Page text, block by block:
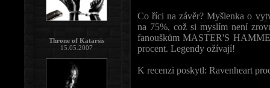
Co říci na závěr? Myšlenka o
na 75%, což si myslím není
fanouškům MASTER'S
procent. Legendy ožívají!
K recenzi poskytl: Ravenheart
Throne of Katarsis
15.05.2007